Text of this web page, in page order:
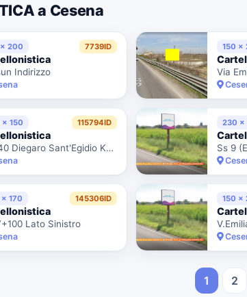
a Cesena
200 7739ID
Indirizzo
150 x
Via
150 115794ID
Sp 140 Diegaro Sant'Egidio Km 0+050 Lato Destro
230 x
170 145306ID
Lato Sinistro
150 x
1 2